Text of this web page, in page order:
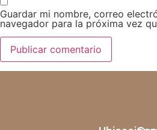
Guardar mi nombre, correo
navegador para la próxima vez